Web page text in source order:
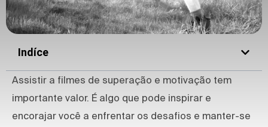
Indíce
Assistir a filmes de superação e motivação tem
importante valor. É algo que pode inspirar e
encorajar você a enfrentar os desafios e manter-se